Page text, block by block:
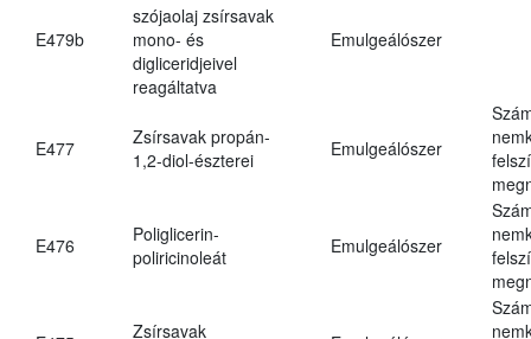
E479b
szójaolaj zsírsavak
mono- és
digliceridjeivel
reagáltatva
Emulgeálószer
E477
Zsírsavak propán-
1,2-diol-észterei
Emulgeálószer
E476
Poliglicerin-
poliricinoleát
Emulgeálószer
Zsírsavak